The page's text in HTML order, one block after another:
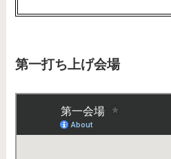
第一打ち上げ会場